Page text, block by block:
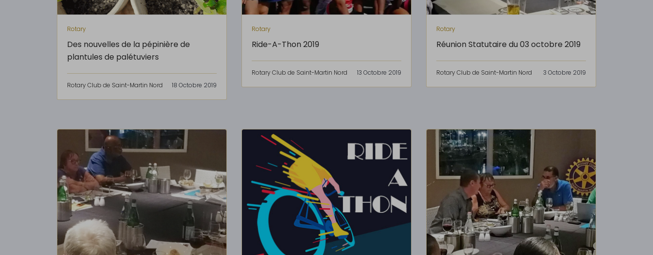
Rotary
Des nouvelles de la pépinière de
plantules de palétuviers
Rotary Club de Saint-Martin Nord 18 Octobre 2019
Rotary
Ride-A-Thon 2019
Rotary Club de Saint-Martin Nord 13 Octobre 2019
Rotary
Réunion Statutaire du 03 octobre 2019
Rotary Club de Saint-Martin Nord 3 Octobre 2019